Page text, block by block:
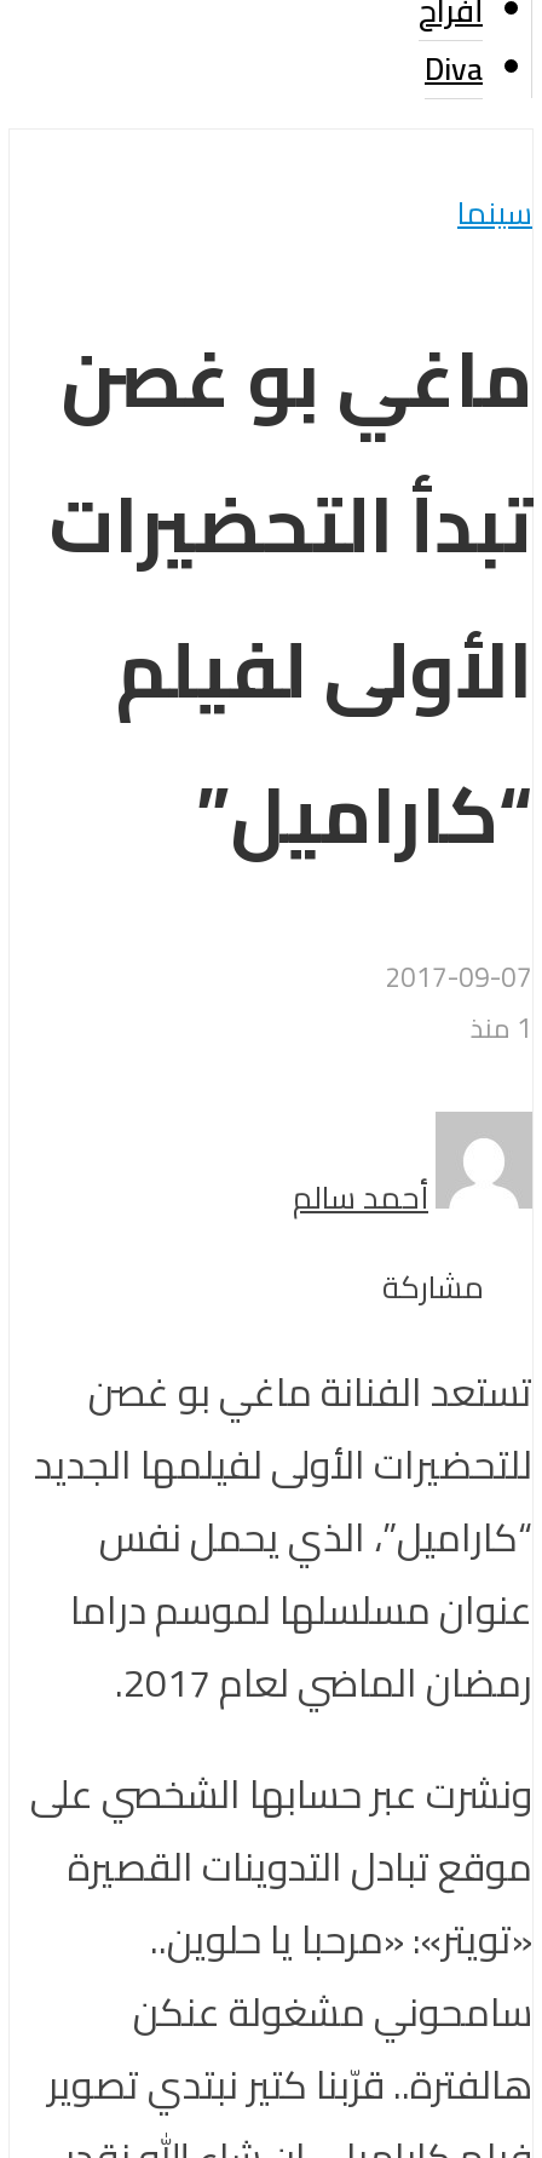
Diva
سينما
ماغي بو غصن
تبدأ التحضيرات
الأولى لفيلم
“كاراميل”
2017-09-07
1 منذ
أحمد سالم
مشاركة
تستعد الفنانة ماغي بو غصن
للتحضيرات الأولى لفيلمها الجديد
“كاراميل”، الذي يحمل نفس
عنوان مسلسلها لموسم دراما
رمضان الماضي لعام 2017.
ونشرت عبر حسابها الشخصي على
موقع تبادل التدوينات القصيرة
«تويتر»: «مرحبا يا حلوين..
سامحوني مشغولة عنكن
هالفترة.. قرّبنا كتير نبتدي تصوير